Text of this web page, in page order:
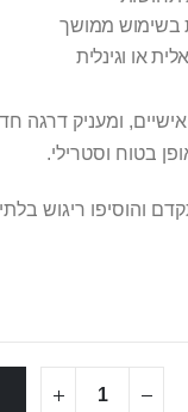
בשימוש ממושך
או וגינלית
אישיים, ומעניק דרגה
בטוח וסטרילי.
והוסיפו ריגוש